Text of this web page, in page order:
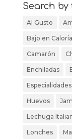
Search by
Al Gusto
Bajo en
Camarón
Enchiladas
Especialidades
Huevos
Lechuga
Lonches